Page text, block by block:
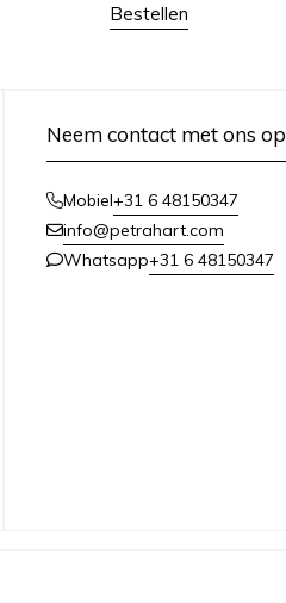
Bestellen
Neem contact met ons op
Mobiel+31 6 48150347
info@petrahart.com
Whatsapp+31 6 48150347